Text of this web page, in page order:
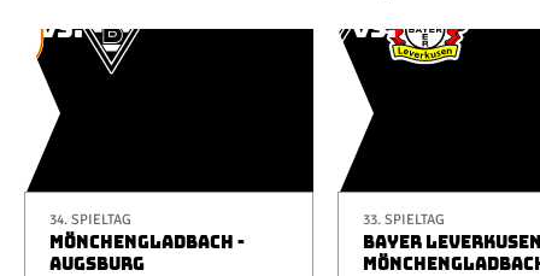
34. SPIELTAG
MÖNCHENGLADBACH -
AUGSBURG
33. SPIELTAG
BAYER